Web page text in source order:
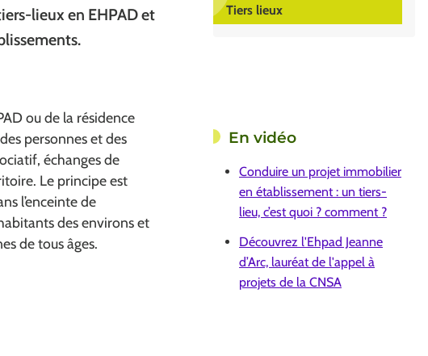
Tiers lieux
lieux en EHPAD et
ou de la résidence
personnes et des
échanges de
Le principe est
l’enceinte de
des environs et
de tous âges.
En vidéo
Conduire un projet immobilier
en établissement : un tiers-
lieu, c’est quoi ? comment ?
Découvrez l'Ehpad Jeanne
d’Arc, lauréat de l'appel à
projets de la CNSA